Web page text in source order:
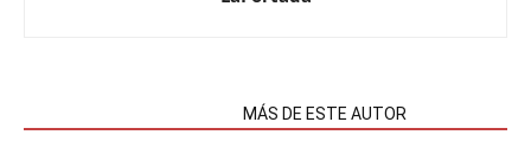
MÁS DE ESTE AUTOR